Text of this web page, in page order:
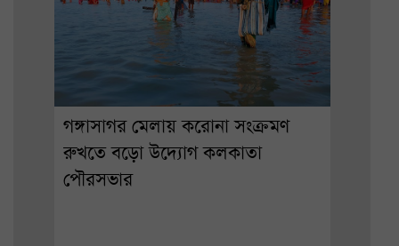
গঙ্গাসাগর মেলায় করোনা সংক্রমণ
রুখতে বড়ো উদ্যোগ কলকাতা
পৌরসভার